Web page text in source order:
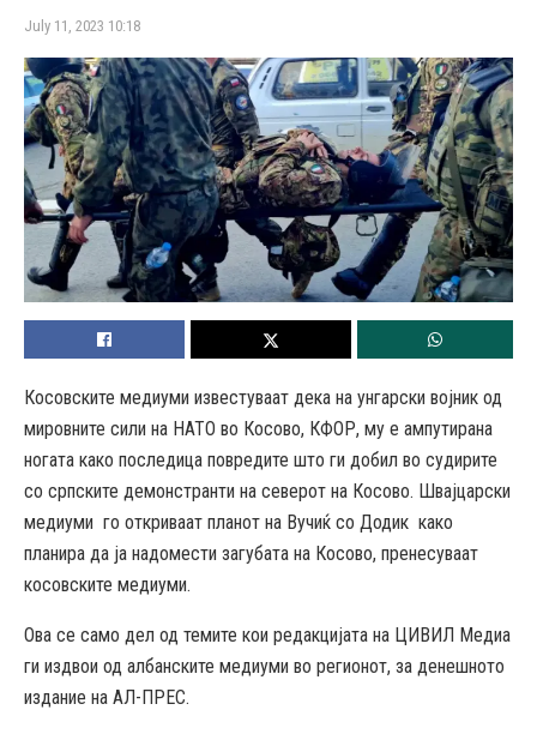
July 11, 2023 10:18
Косовските медиуми известуваат дека на унгарски војник од
мировните сили на НАТО во Косово, КФОР, му е ампутирана
ногата како последица повредите што ги добил во судирите
со српските демонстранти на северот на Косово. Швајцарски
медиуми го откриваат планот на Вучиќ со Додик како
планира да ја надомести загубата на Косово, пренесуваат
косовските медиуми.
Ова се само дел од темите кои редакцијата на ЦИВИЛ Медиа
ги издвои од албанските медиуми во регионот, за денешното
издание на АЛ-ПРЕС.